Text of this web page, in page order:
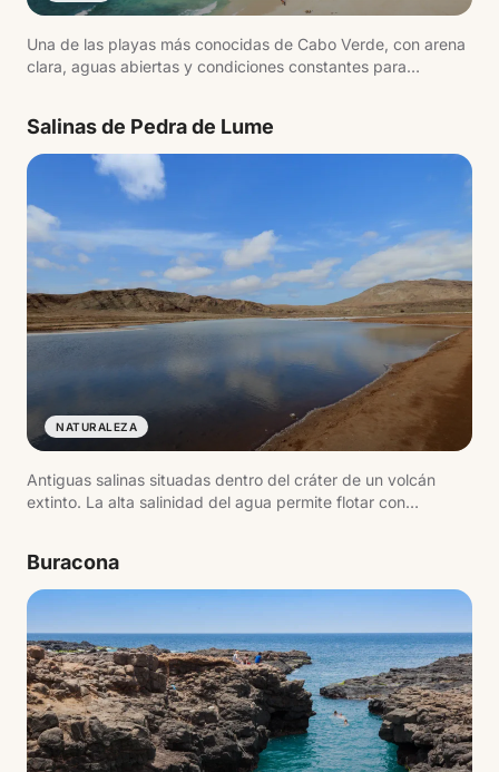
Una de las playas más conocidas de Cabo Verde, con arena
clara, aguas abiertas y condiciones constantes para
Salinas de Pedra de Lume
NATURALEZA
Antiguas salinas situadas dentro del cráter de un volcán
extinto. La alta salinidad del agua permite flotar con
Buracona